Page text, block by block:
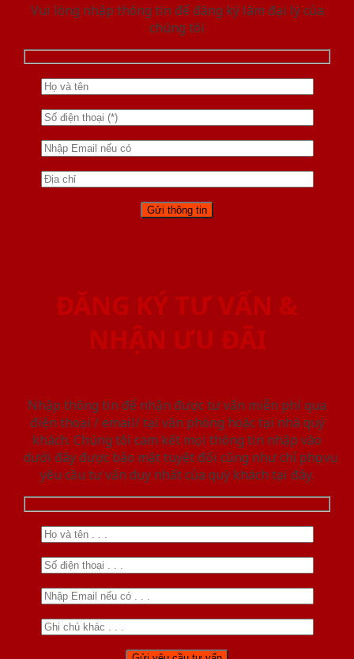
Vui lòng nhập thông tin để đăng ký làm đại lý của
chúng tôi
ĐĂNG KÝ TƯ VẤN &
NHẬN ƯU ĐÃI
Nhập thông tin để nhận được tư vấn miễn phí qua
điện thoại / email/ tại văn phòng hoặc tại nhà quý
khách. Chúng tôi cam kết mọi thông tin nhập vào
dưới đây được bảo mật tuyệt đối cũng như chỉ phục vụ
yêu cầu tư vấn duy nhất của quý khách tại đây.